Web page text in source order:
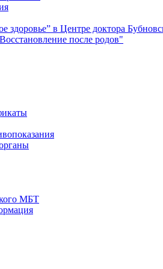
здоровье” в Центре доктора
после родов"
МБТ